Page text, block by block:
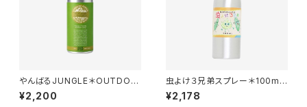
やんばるJUNGLE＊OUTDOO
R SPRAY＊アウトドアスプレー
＊虫除け＊100ml＊
¥2,200
虫よけ３兄弟スプレー＊100ml
＊精油＊自然の恵み＊
¥2,178